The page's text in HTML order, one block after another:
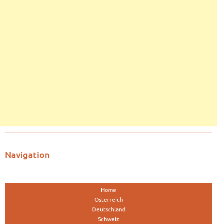
Navigation
Home
Österreich
Deutschland
Schweiz